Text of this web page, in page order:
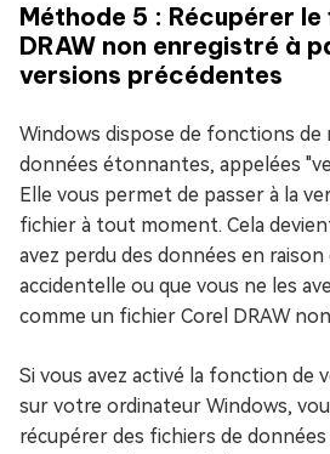
Méthode 5 : Récupérer
DRAW non enregistré à
versions précédentes
Windows dispose de fonctions de
données étonnantes, appelées
Elle vous permet de passer à la
fichier à tout moment. Cela
avez perdu des données en
accidentelle ou que vous ne les
comme un fichier Corel DRAW
Si vous avez activé la fonction de
sur votre ordinateur Windows,
récupérer des fichiers de